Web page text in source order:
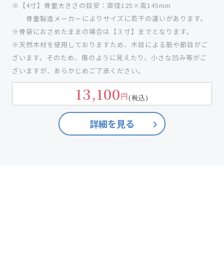
※【4寸】骨壷大きさの目安：直径125×高145mm
骨壷製造メーカーによりサイズに若干の違いがあります。
※骨袋におさめたままの場合は【３寸】までとなります。
※天然木材を使用しておりますため、木目による筋や節目がご
ざいます。そのため、傷のように見えたり、小さな凹み等がご
ざいますが、あらかじめご了承ください。
13,100円(税込)
詳細を見る keyboard_arrow_right